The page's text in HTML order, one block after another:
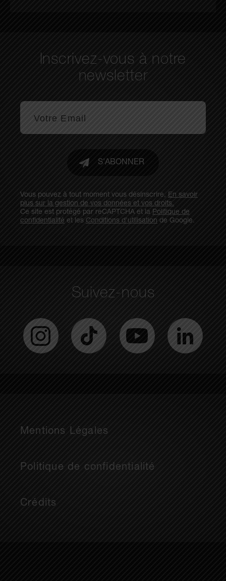
Inscrivez-vous à notre
newsletter
S'ABONNER
Vous pouvez à tout moment vous désinscrire, En savoir
plus sur la gestion de vos données et vos droits.
Ce site est protégé par reCAPTCHA et la Politique de
confidentialité et les Conditions d'utilisation de Google.
Suivez-nous
Mentions Légales
Politique de confidentialité
Crédits